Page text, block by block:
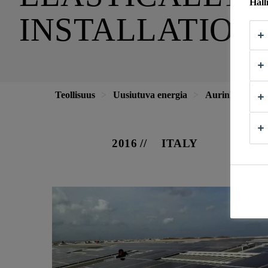
INSTALLATION
Teollisuus Uusiutuva energia Aurinkoenergia
2016 ITALY